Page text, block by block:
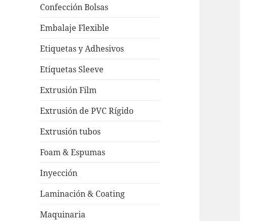
Confección Bolsas
Embalaje Flexible
Etiquetas y Adhesivos
Etiquetas Sleeve
Extrusión Film
Extrusión de PVC Rígido
Extrusión tubos
Foam & Espumas
Inyección
Laminación & Coating
Maquinaria